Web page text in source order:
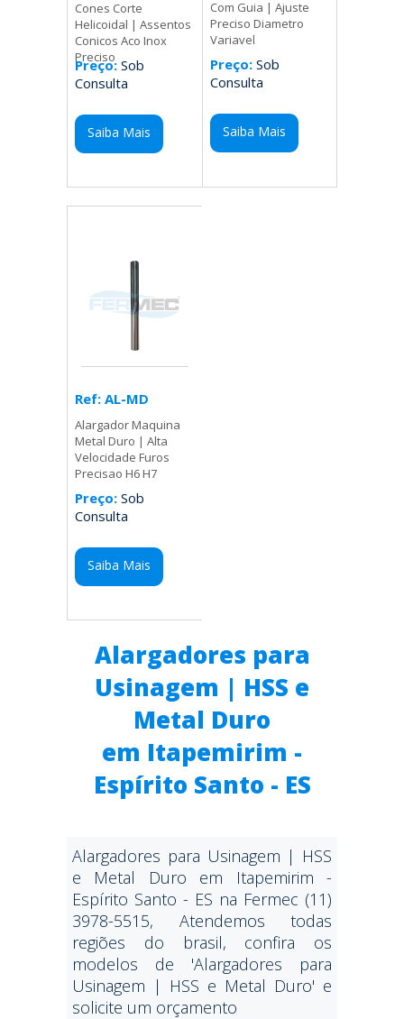
Cones Corte
Helicoidal | Assentos
Conicos Aco Inox
Preciso
Preço: Sob
Consulta
Saiba Mais
Com Guia | Ajuste
Preciso Diametro
Variavel
Preço:Sob
Consulta
Saiba Mais
Ref: AL-MD
Alargador Maquina
Metal Duro | Alta
Velocidade Furos
Precisao H6 H7
Preço: Sob
Consulta
Saiba Mais
Alargadores para
Usinagem | HSS e
Metal Duro
em Itapemirim -
Espírito Santo - ES
Alargadores para Usinagem | HSS
e Metal Duro em Itapemirim -
Espírito Santo - ES na Fermec (11)
3978-5515, Atendemos todas
regiões do brasil, confira os
modelos de 'Alargadores para
Usinagem | HSS e Metal Duro' e
solicite um orçamento